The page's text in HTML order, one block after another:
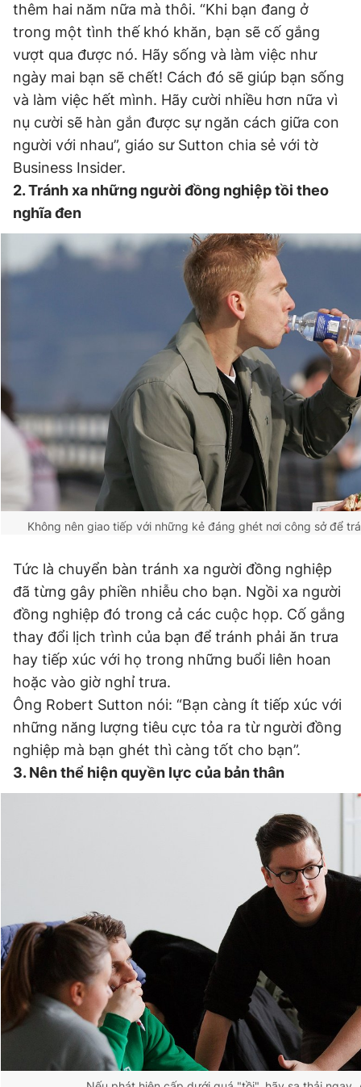
thêm hai năm nữa mà thôi. “Khi bạn đang ở
trong một tình thế khó khăn, bạn sẽ cố gắng
vượt qua được nó. Hãy sống và làm việc như
ngày mai bạn sẽ chết! Cách đó sẽ giúp bạn sống
và làm việc hết mình. Hãy cười nhiều hơn nữa vì
nụ cười sẽ hàn gắn được sự ngăn cách giữa con
người với nhau”, giáo sư Sutton chia sẻ với tờ
Business Insider.
2. Tránh xa những người đồng nghiệp tồi theo
nghĩa đen
Không nên giao tiếp với những kẻ đáng ghét nơi công sở để
Tức là chuyển bàn tránh xa người đồng nghiệp
đã từng gây phiền nhiễu cho bạn. Ngồi xa người
đồng nghiệp đó trong cả các cuộc họp. Cố gắng
thay đổi lịch trình của bạn để tránh phải ăn trưa
hay tiếp xúc với họ trong những buổi liên hoan
hoặc vào giờ nghỉ trưa.
Ông Robert Sutton nói: “Bạn càng ít tiếp xúc với
những năng lượng tiêu cực tỏa ra từ người đồng
nghiệp mà bạn ghét thì càng tốt cho bạn”.
3. Nên thể hiện quyền lực của bản thân